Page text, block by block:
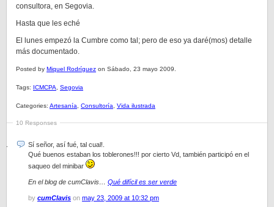
consultora, en Segovia.
Hasta que les eché
El lunes empezó la Cumbre como tal; pero de eso ya daré(mos) detalle
más documentado.
Posted by Miquel Rodríguez on Sábado, 23 mayo 2009.
Tags: ICMCPA Segovia
Categories: Artesanía Consultoría Vida ilustrada
10 Responses
Sí señor, así fué, tal cual!.
Qué buenos estaban los toblerones!!! por cierto Vd, también participó en el
saqueo del minibar
En el blog de cumClavis… Qué difícil es ser verde
by cumClavis on may 23, 2009 at 10:32 pm